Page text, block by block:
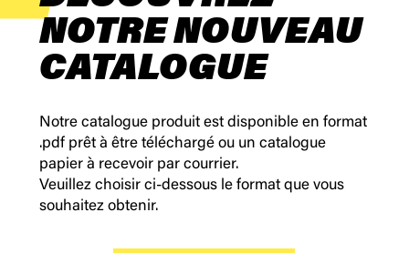
NOTRE NOUVEAU
CATALOGUE
Notre catalogue produit est disponible en format
.pdf prêt à être téléchargé ou un catalogue
papier à recevoir par courrier.
Veuillez choisir ci-dessous le format que vous
souhaitez obtenir.